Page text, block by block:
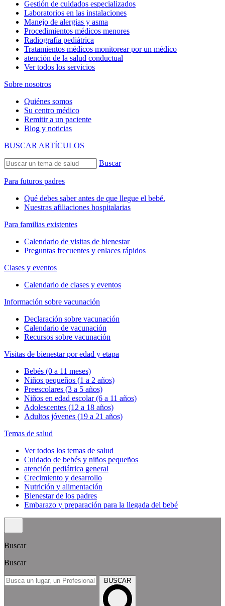
Gestión de cuidados especializados
Laboratorios en las instalaciones
Manejo de alergias y asma
Procedimientos médicos menores
Radiografía pediátrica
Tratamientos médicos monitorear por un médico
atención de la salud conductual
Ver todos los servicios
Sobre nosotros
Quiénes somos
Su centro médico
Remitir a un paciente
Blog y noticias
BUSCAR ARTÍCULOS
Buscar
Para futuros padres
Qué debes saber antes de que llegue el bebé.
Nuestras afiliaciones hospitalarias
Para familias existentes
Calendario de visitas de bienestar
Preguntas frecuentes y enlaces rápidos
Clases y eventos
Calendario de clases y eventos
Información sobre vacunación
Declaración sobre vacunación
Calendario de vacunación
Recursos sobre vacunación
Visitas de bienestar por edad y etapa
Bebés (0 a 11 meses)
Niños pequeños (1 a 2 años)
Preescolares (3 a 5 años)
Niños en edad escolar (6 a 11 años)
Adolescentes (12 a 18 años)
Adultos jóvenes (19 a 21 años)
Temas de salud
Ver todos los temas de salud
Cuidado de bebés y niños pequeños
atención pediátrica general
Crecimiento y desarrollo
Nutrición y alimentación
Bienestar de los padres
Embarazo y preparación para la llegada del bebé
Buscar
Buscar
BUSCAR